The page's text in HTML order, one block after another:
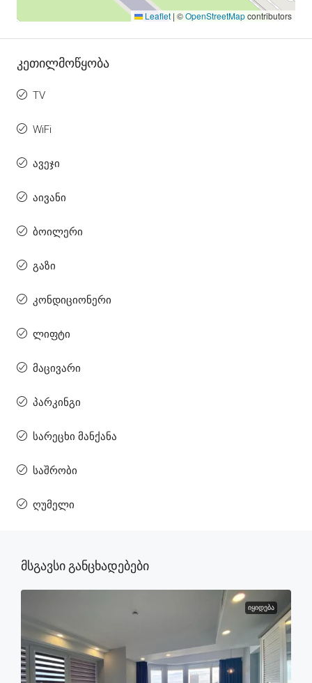
Leaflet | ©OpenStreetMapcontributors
Კეთილმოწყობა
TV
WiFi
ავეჯი
აივანი
ბოილერი
გაზი
კონდიციონერი
ლიფტი
მაცივარი
პარკინგი
სარეცხი მანქანა
საშრობი
ღუმელი
Მსგავსი Განცხადებები
ᲘᲧᲘᲓᲔᲑᲐ